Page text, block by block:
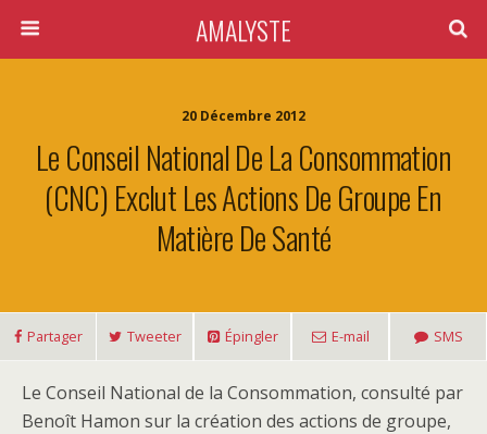
AMALYSTE
20 Décembre 2012
Le Conseil National De La Consommation
(CNC) Exclut Les Actions De Groupe En
Matière De Santé
Partager Tweeter Épingler E-mail SMS
Le Conseil National de la Consommation, consulté par
Benoît Hamon sur la création des actions de groupe,